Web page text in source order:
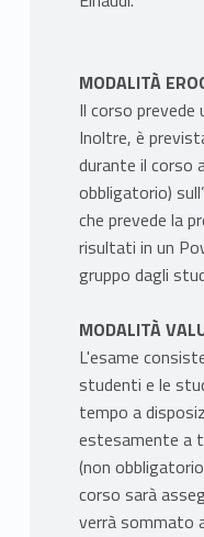
MODALITÀ
Il corso prevede
Inoltre, è
durante il corso
obbligatorio)
che prevede la
risultati in un
gruppo dagli
MODALITÀ
L'esame
studenti e le
tempo a
estesamente a
(non
corso sarà
verrà sommato